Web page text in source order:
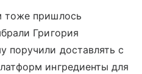
тоже пришлось
Григория
поручили доставлять с
ингредиенты для